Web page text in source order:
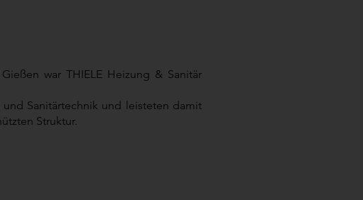
war THIELE Heizung & Sanitär
Sanitärtechnik und leisteten damit
Struktur.